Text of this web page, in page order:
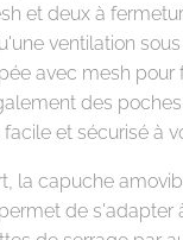
et deux à
ventilation
avec mesh pour
des
et sécurisé à
la capuche
de s'adapter